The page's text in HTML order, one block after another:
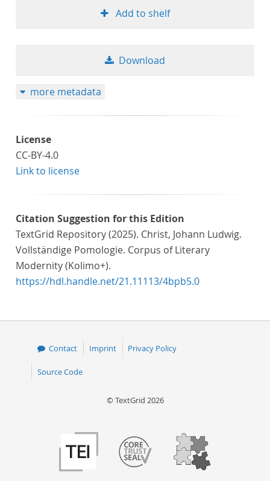
Add to shelf
Download
more metadata
License
CC-BY-4.0
Link to license
Citation Suggestion for this Edition
TextGrid Repository (2025). Christ, Johann Ludwig.
Vollständige Pomologie. Corpus of Literary
Modernity (Kolimo+).
https://hdl.handle.net/21.11113/4bpb5.0
Contact Imprint Privacy Policy
Source Code
© TextGrid 2026